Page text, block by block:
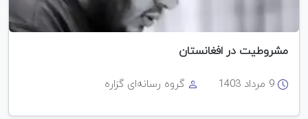
مشروطیت در افغانستان
9 مرداد 1403 گروه رسانه‌ای گزاره